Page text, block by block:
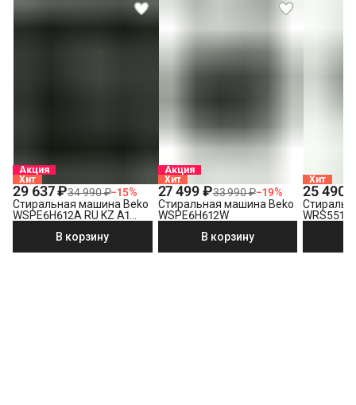
Акция
Хит
29 637 ₽34 990 ₽−15%
Стиральная машина Beko
WSPE6H612A RU KZ A1
В корзину
Акция
Хит
27 499 ₽33 990 ₽−19%
Стиральная машина Beko
WSPE6H612W
В корзину
Хит
25 490